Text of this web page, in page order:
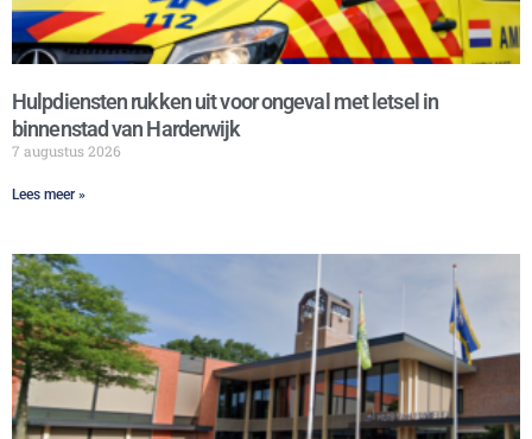
Hulpdiensten rukken uit voor ongeval met letsel in
binnenstad van Harderwijk
7 augustus 2026
Lees meer »